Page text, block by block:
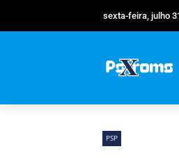
sexta-feira, julho
PSP